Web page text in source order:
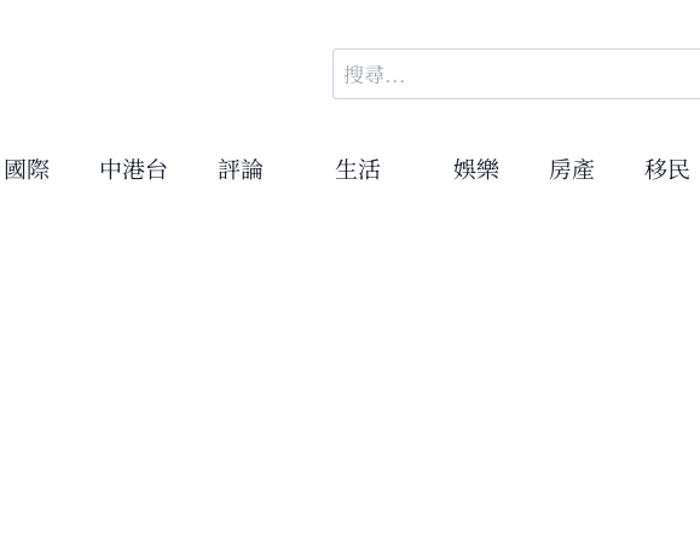
搜
尋
鍵
國際 中港台 評論 生活 娛樂 房產 移民